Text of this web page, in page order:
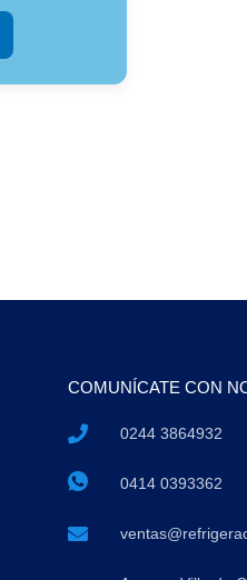
COMUNÍCATE CON
0244 3864932
0414 0393362